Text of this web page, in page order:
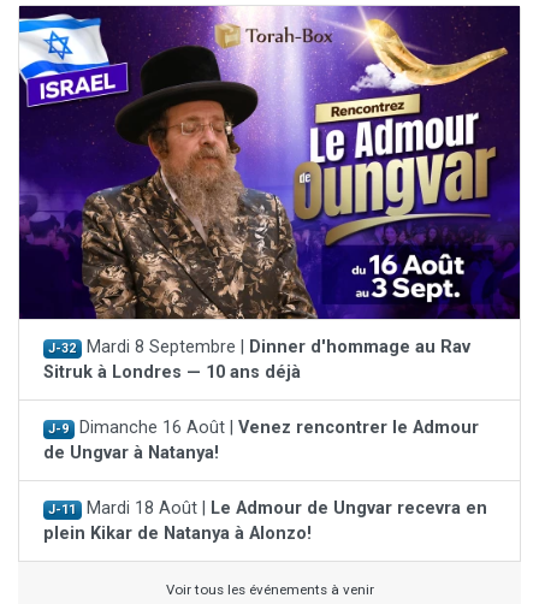
J-32 Mardi 8 Septembre |
Dinner d'hommage au Rav
Sitruk à Londres — 10 ans déjà
J-9 Dimanche 16 Août | Venez rencontrer le Admour
de Ungvar à Natanya!
J-11 Mardi 18 Août |
Le Admour de Ungvar recevra en
plein Kikar de Natanya à Alonzo!
Voir tous les événements à venir